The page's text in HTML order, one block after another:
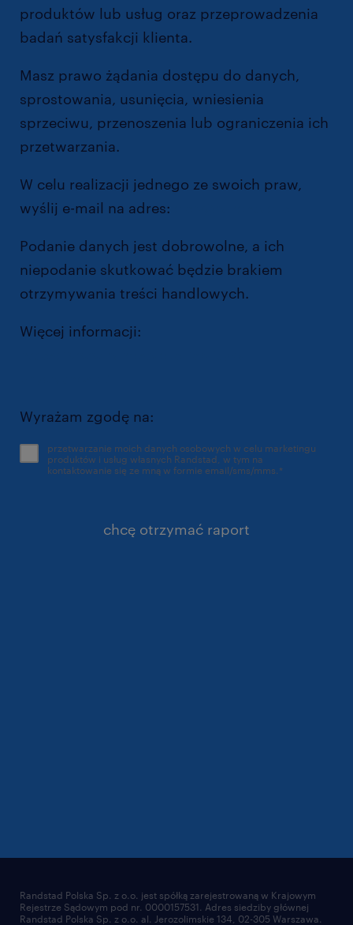
produktów lub usług oraz przeprowadzenia
badań satysfakcji klienta.
Masz prawo żądania dostępu do danych,
sprostowania, usunięcia, wniesienia
sprzeciwu, przenoszenia lub ograniczenia ich
przetwarzania.
W celu realizacji jednego ze swoich praw,
wyślij e-mail na adres:
Podanie danych jest dobrowolne, a ich
niepodanie skutkować będzie brakiem
otrzymywania treści handlowych.
Więcej informacji:
Wyrażam zgodę na:
przetwarzanie moich danych osobowych w celu marketingu
produktów i usług własnych Randstad, w tym na
kontaktowanie się ze mną w formie email/sms/mms. *
Randstad Polska Sp. z o.o. jest spółką zarejestrowaną w Krajowym
Rejestrze Sądowym pod nr. 0000157531. Adres siedziby głównej
Randstad Polska Sp. z o.o. al. Jerozolimskie 134, 02-305 Warszawa.